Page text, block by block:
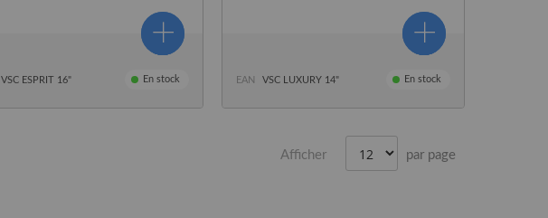
VSC ESPRIT 16" En stock EAN VSC LUXURY 14" En stock
Afficher par page